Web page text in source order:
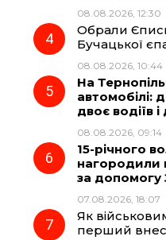
08.08.2026, 12:30
Обрали
Бучацької
08.08.2026, 10:44
На
автомобілі:
двоє водіїв
08.08.2026, 09:14
15-річного
за допомогу
07.08.2026, 18:07
Як
перший